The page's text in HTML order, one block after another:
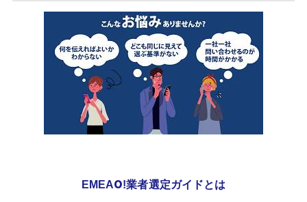
EMEAO!業者選定ガイドとは